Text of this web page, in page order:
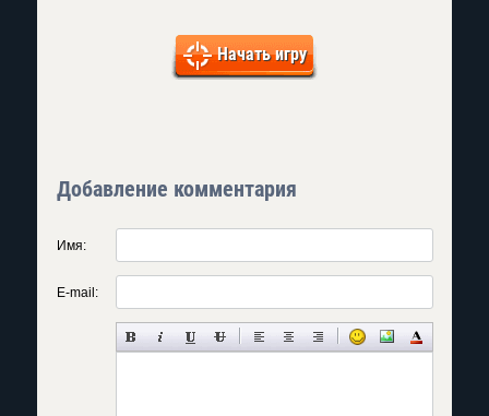
Начать игру
Добавление комментария
Имя:
E-mail: